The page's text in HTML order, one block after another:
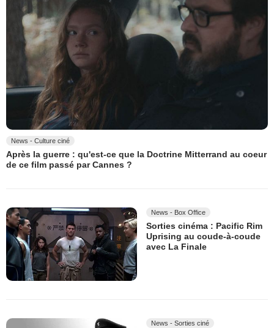
News - Culture ciné
Après la guerre : qu'est-ce que la Doctrine Mitterrand au coeur
de ce film passé par Cannes ?
News - Box Office
Sorties cinéma : Pacific Rim
Uprising au coude-à-coude
avec La Finale
News - Sorties ciné